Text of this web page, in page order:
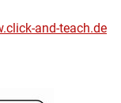
and-teach.de